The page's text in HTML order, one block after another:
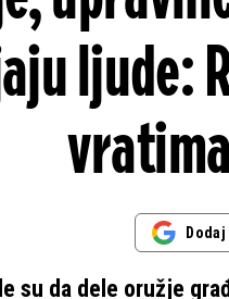
ljude:
vratima
su da dele oružje